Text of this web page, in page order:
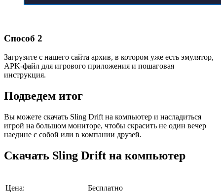
Способ 2
Загрузите с нашего сайта архив, в котором уже есть эмулятор,
APK-файл для игрового приложения и пошаговая
инструкция.
Подведем итог
Вы можете скачать Sling Drift на компьютер и насладиться
игрой на большом мониторе, чтобы скрасить не один вечер
наедине с собой или в компании друзей.
Скачать Sling Drift на компьютер
Цена:
Бесплатно